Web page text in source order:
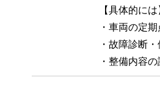
【具体的には
・車両の定
・故障診断
・整備内容